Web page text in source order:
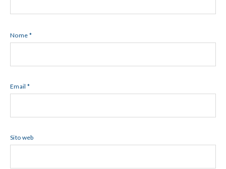
Nome *
Email *
Sito web